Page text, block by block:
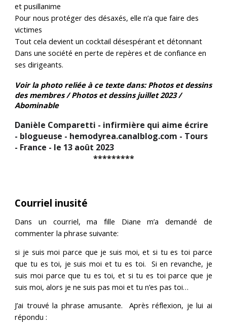
et pusillanime
Pour nous protéger des désaxés, elle n’a que faire des
victimes
Tout cela devient un cocktail désespérant et détonnant
Dans une société en perte de repères et de confiance en
ses dirigeants.
Voir la photo reliée à ce texte dans: Photos et dessins
des membres / Photos et dessins juillet 2023 /
Abominable
Danièle Comparetti - infirmière qui aime écrire
- blogueuse - hemodyrea.canalblog.com - Tours
- France - le 13 août 2023
*********
Courriel inusité
Dans un courriel, ma fille Diane m’a demandé de
commenter la phrase suivante:
si je suis moi parce que je suis moi, et si tu es toi parce
que tu es toi, je suis moi et tu es toi. Si en revanche, je
suis moi parce que tu es toi, et si tu es toi parce que je
suis moi, alors je ne suis pas moi et tu n’es pas toi…
J’ai trouvé la phrase amusante. Après réflexion, je lui ai
répondu :